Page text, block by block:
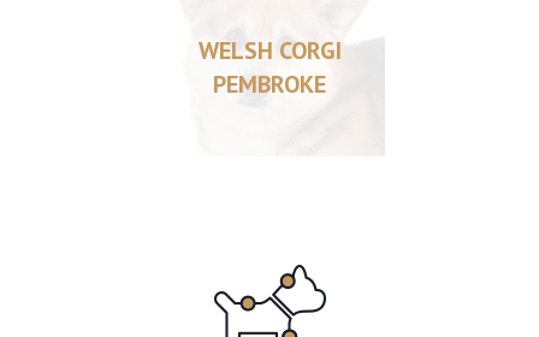
WELSH CORGI
PEMBROKE